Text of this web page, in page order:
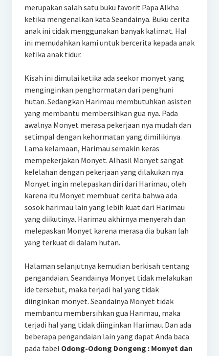
merupakan salah satu buku favorit Papa Alkha
ketika mengenalkan kata Seandainya. Buku cerita
anak ini tidak menggunakan banyak kalimat. Hal
ini memudahkan kami untuk bercerita kepada anak
ketika anak tidur.
Kisah ini dimulai ketika ada seekor monyet yang
menginginkan penghormatan dari penghuni
hutan. Sedangkan Harimau membutuhkan asisten
yang membantu membersihkan gua nya. Pada
awalnya Monyet merasa pekerjaan nya mudah dan
setimpal dengan kehormatan yang dimilikinya.
Lama kelamaan, Harimau semakin keras
mempekerjakan Monyet. Alhasil Monyet sangat
kelelahan dengan pekerjaan yang dilakukan nya.
Monyet ingin melepaskan diri dari Harimau, oleh
karena itu Monyet membuat cerita bahwa ada
sosok harimau lain yang lebih kuat dari Harimau
yang diikutinya. Harimau akhirnya menyerah dan
melepaskan Monyet karena merasa dia bukan lah
yang terkuat di dalam hutan.
Halaman selanjutnya kemudian berkisah tentang
pengandaian. Seandainya Monyet tidak melakukan
ide tersebut, maka terjadi hal yang tidak
diinginkan monyet. Seandainya Monyet tidak
membantu membersihkan gua Harimau, maka
terjadi hal yang tidak diinginkan Harimau. Dan ada
beberapa pengandaian lain yang dapat Anda baca
pada fabel Odong-Odong Dongeng : Monyet dan